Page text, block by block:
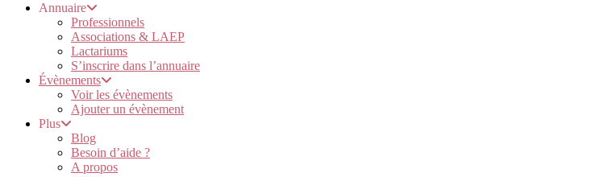
Annuaire
Professionnels
Associations & LAEP
Lactariums
S’inscrire dans l’annuaire
Évènements
Voir les évènements
Ajouter un évènement
Plus
Blog
Besoin d’aide ?
A propos